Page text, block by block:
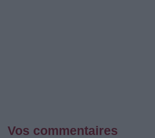
Vos commentaires